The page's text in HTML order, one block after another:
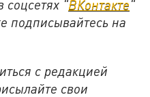
соцсетях "ВКонтакте"
подписывайтесь на
с редакцией
свои